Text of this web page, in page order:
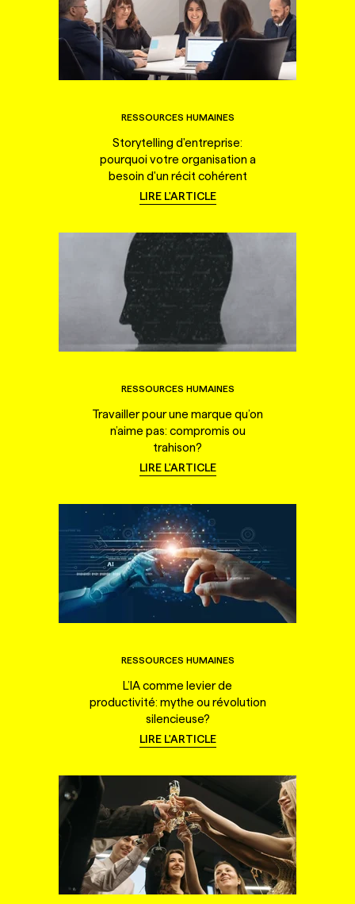
RESSOURCES HUMAINES
Storytelling d'entreprise:
pourquoi votre organisation a
besoin d'un récit cohérent
LIRE L'ARTICLE
RESSOURCES HUMAINES
Travailler pour une marque qu’on
n’aime pas: compromis ou
trahison?
LIRE L'ARTICLE
RESSOURCES HUMAINES
L’IA comme levier de
productivité: mythe ou révolution
silencieuse?
LIRE L'ARTICLE